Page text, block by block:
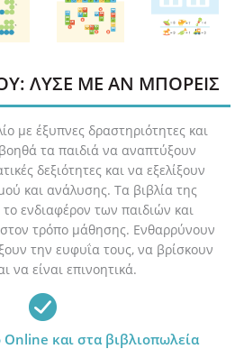
ΛΥΣΕ ΜΕ ΑΝ ΜΠΟΡΕΙΣ
με έξυπνες δραστηριότητες και
τα παιδιά να αναπτύξουν
δεξιότητες και να εξελίξουν
και ανάλυσης. Τα βιβλία της
το ενδιαφέρον των παιδιών και
στον τρόπο μάθησης. Ενθαρρύνουν
την ευφυΐα τους, να βρίσκουν
να είναι επινοητικά.
και στα βιβλιοπωλεία